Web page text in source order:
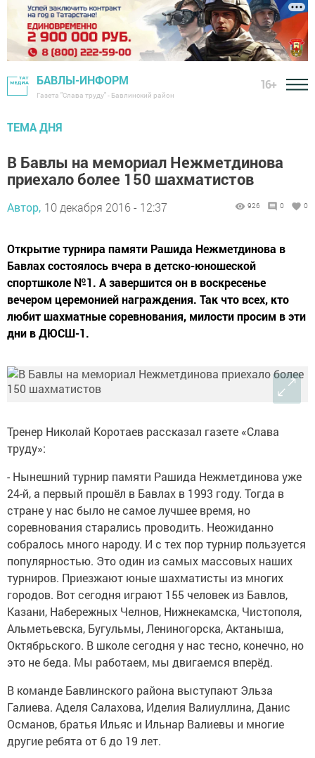
БАВЛЫ-ИНФОРМ
Газета "Слава труду" - Бавлинский район
16+
ТЕМА ДНЯ
В Бавлы на мемориал Нежметдинова
приехало более 150 шахматистов
Автор, 10 декабря 2016 - 12:37 926 0 0
Открытие турнира памяти Рашида Нежметдинова в
Бавлах состоялось вчера в детско-юношеской
спортшколе №1. А завершится он в воскресенье
вечером церемонией награждения. Так что всех, кто
любит шахматные соревнования, милости просим в эти
дни в ДЮСШ-1.
Тренер Николай Коротаев рассказал газете «Слава
труду»:
- Нынешний турнир памяти Рашида Нежметдинова уже
24-й, а первый прошёл в Бавлах в 1993 году. Тогда в
стране у нас было не самое лучшее время, но
соревнования старались проводить. Неожиданно
собралось много народу. И с тех пор турнир пользуется
популярностью. Это один из самых массовых наших
турниров. Приезжают юные шахматисты из многих
городов. Вот сегодня играют 155 человек из Бавлов,
Казани, Набережных Челнов, Нижнекамска, Чистополя,
Альметьевска, Бугульмы, Лениногорска, Актаныша,
Октябрьского. В школе сегодня у нас тесно, конечно, но
это не беда. Мы работаем, мы двигаемся вперёд.
В команде Бавлинского района выступают Эльза
Галиева. Аделя Салахова, Иделия Валиуллина, Данис
Османов, братья Ильяс и Ильнар Валиевы и многие
другие ребята от 6 до 19 лет.